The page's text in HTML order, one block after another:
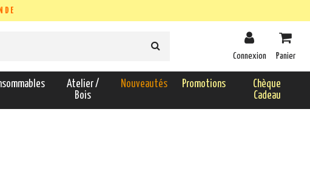
Connexion Panier
Atelier /
Bois
Nouveautés Promotions
Chèque
Cadeau